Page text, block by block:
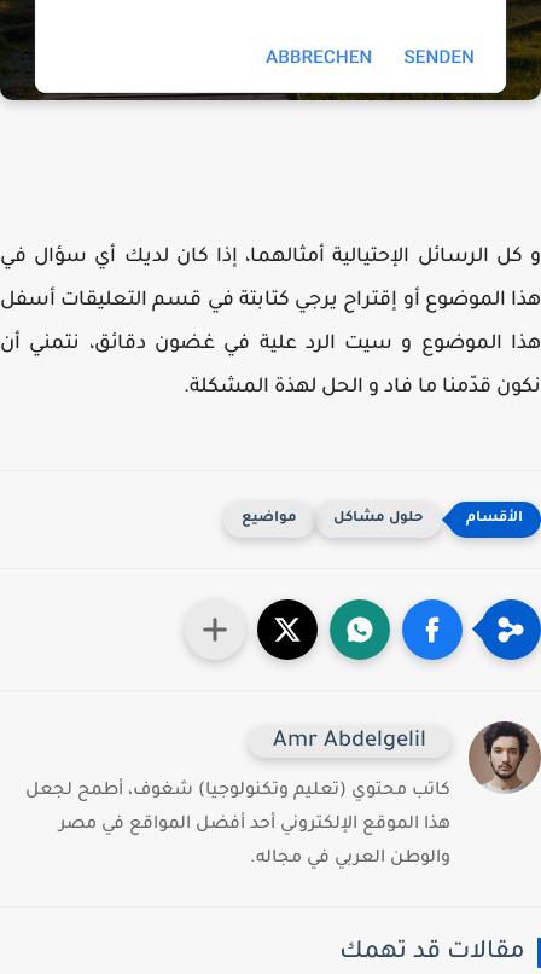
الرسائل الإحتيالية أمثالهما، إذا كان لديك أي سؤال في
الموضوع أو إقتراح يرجي كتابتة في قسم التعليقات أسفل
الموضوع و سيت الرد علية في غضون دقائق، نتمني أن
قدّمنا ما فاد و الحل لهذة المشكلة.
حلول مشاكل مواضيع
Amr Abdelgelil
كاتب محتوي (تعليم وتكنولوجيا) شغوف، أطمح لجعل
هذا الموقع الإلكتروني أحد أفضل المواقع في مصر
والوطن العربي في مجاله.
قد تهمك